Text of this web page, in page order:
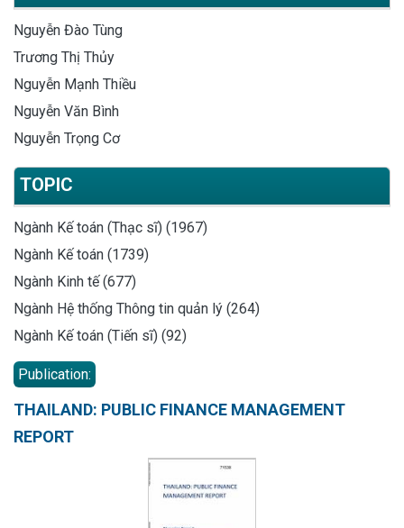
Nguyễn Đào Tùng
Trương Thị Thủy
Nguyễn Mạnh Thiều
Nguyễn Văn Bình
Nguyễn Trọng Cơ
TOPIC
Ngành Kế toán (Thạc sĩ) (1967)
Ngành Kế toán (1739)
Ngành Kinh tế (677)
Ngành Hệ thống Thông tin quản lý (264)
Ngành Kế toán (Tiến sĩ) (92)
Publication:
THAILAND: PUBLIC FINANCE MANAGEMENT
REPORT